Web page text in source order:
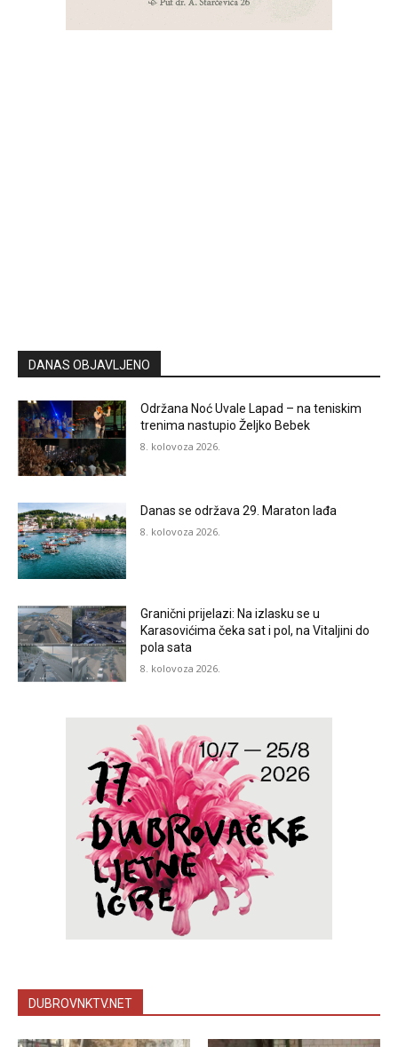
DANAS OBJAVLJENO
Održana Noć Uvale Lapad – na teniskim
trenima nastupio Željko Bebek
8. kolovoza 2026.
Danas se održava 29. Maraton lađa
8. kolovoza 2026.
Granični prijelazi: Na izlasku se u
Karasovićima čeka sat i pol, na Vitaljini do
pola sata
8. kolovoza 2026.
DUBROVNKTV.NET